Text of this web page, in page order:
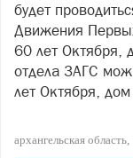
будет
Движения
60 лет Октября,
отдела ЗАГС
лет Октября,
архангельская область